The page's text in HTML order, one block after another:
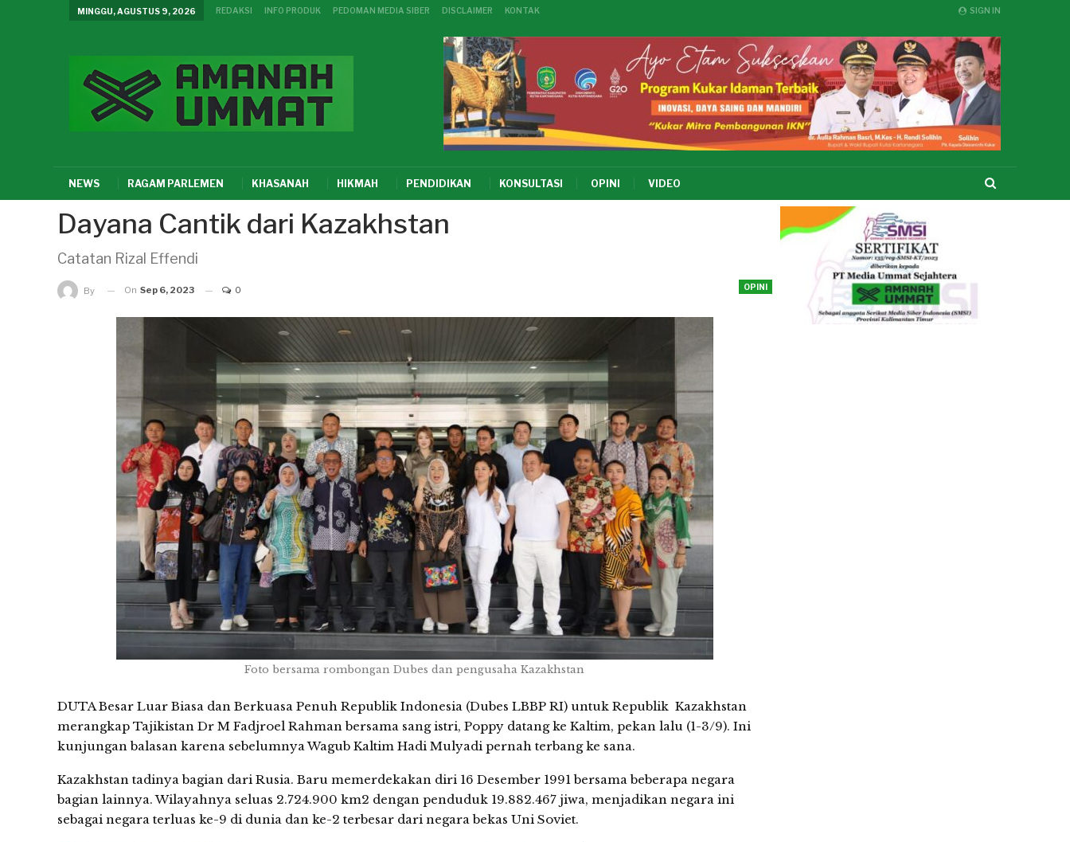
SIGN IN
MINGGU, AGUSTUS 9, 2026 REDAKSI INFO PRODUK PEDOMAN MEDIA SIBER DISCLAIMER KONTAK
NEWS RAGAM PARLEMEN KHASANAH HIKMAH PENDIDIKAN KONSULTASI OPINI VIDEO
Dayana Cantik dari Kazakhstan
Catatan Rizal Effendi
OPINI
By On Sep 6, 2023 0
Foto bersama rombongan Dubes dan pengusaha Kazakhstan
DUTA Besar Luar Biasa dan Berkuasa Penuh Republik Indonesia (Dubes LBBP RI) untuk Republik Kazakhstan
merangkap Tajikistan Dr M Fadjroel Rahman bersama sang istri, Poppy datang ke Kaltim, pekan lalu (1-3/9). Ini
kunjungan balasan karena sebelumnya Wagub Kaltim Hadi Mulyadi pernah terbang ke sana.
Kazakhstan tadinya bagian dari Rusia. Baru memerdekakan diri 16 Desember 1991 bersama beberapa negara
bagian lainnya. Wilayahnya seluas 2.724.900 km2 dengan penduduk 19.882.467 jiwa, menjadikan negara ini
sebagai negara terluas ke-9 di dunia dan ke-2 terbesar dari negara bekas Uni Soviet.